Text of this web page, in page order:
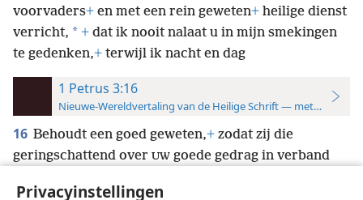
Privacyinstellingen
voorvaders+ en met een rein geweten+ heilige dienst
verricht, * + dat ik nooit nalaat u in mijn smekingen
te gedenken,+ terwijl ik nacht en dag
1 Petrus 3:16
Nieuwe-Wereldvertaling van de Heilige Schrift — met
16 Behoudt een goed geweten,+ zodat zij die
geringschattend over UW goede gedrag in verband